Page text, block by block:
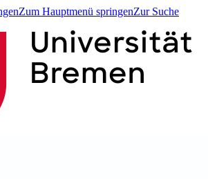
Zum Hauptmenü springenZur Suche